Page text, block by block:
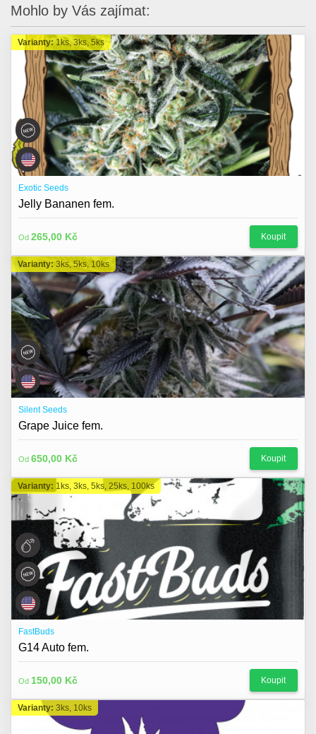
Mohlo by Vás zajímat:
Varianty:1ks, 3ks, 5ks
Exotic Seeds
Jelly Bananen fem.
Od 265,00 Kč Koupit
Varianty: 3ks, 5ks, 10ks
Silent Seeds
Grape Juice fem.
Od 650,00 Kč Koupit
Varianty: 1ks, 3ks, 5ks, 25ks, 100ks
FastBuds
G14 Auto fem.
Od 150,00 Kč Koupit
Varianty: 3ks, 10ks